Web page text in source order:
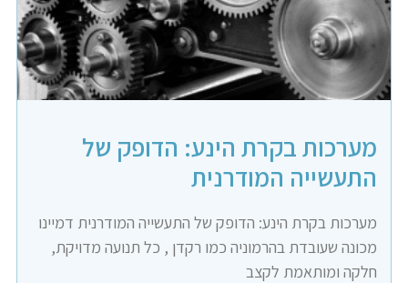
מערכות בקרת הינע: הדופק של
התעשייה המודרנית
מערכות בקרת הינע: הדופק של התעשייה המודרנית דמיינו
מכונה שעובדת בהרמוניה כמו רקדן , כל תנועה מדויקת,
חלקה ומותאמת לקצב